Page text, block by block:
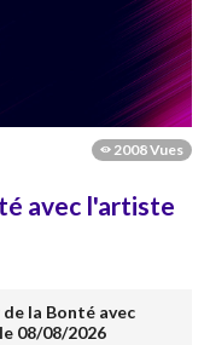
2008 Vues
avec l'artiste
la Bonté avec
08/08/2026